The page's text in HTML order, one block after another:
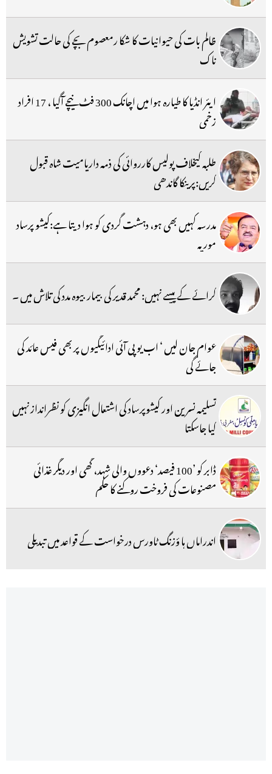
ظالم بات کی حیوانیات کا شکا رمعصوم بچے کی حالت تشویش
ناک
ایئر انڈیا کا طیارہ ہوا میں اچانک 300 فٹ نیچے آگیا ، 17 افراد
زخمی
طلبہ کیخلاف پولیس کارروائی کی ذمہ داریامیت شاہ قبول
کریں:پرینکا گاندھی
مدرسہ کہیں بھی ہو، دہشت گردی کو ہوا دیتا ہے:کیشو پرساد
موریہ
کرائے کے پیسے نہیں: محمد قدیر کی بیمار بیوہ مدد کی تلاش میں ۔
عوام جان لیں ‘ اب یو پی آئی ادائیگیوں پر بھی فیس عائد کی
جائے گی
تسلیمہ نسرین اور کیشوپرساد کی اشتعال انگیزی کو نظرانداز نہیں
کیا جاسکتا
ڈابر کو ’100 فیصد‘ دعووں والی شہد، گھی اور دیگر غذائی
مصنوعات کی فروخت روکنے کا حکم
اندراماں ہا ؤزنگ ٹاورس درخواست کے قواعد میں تبدیلی